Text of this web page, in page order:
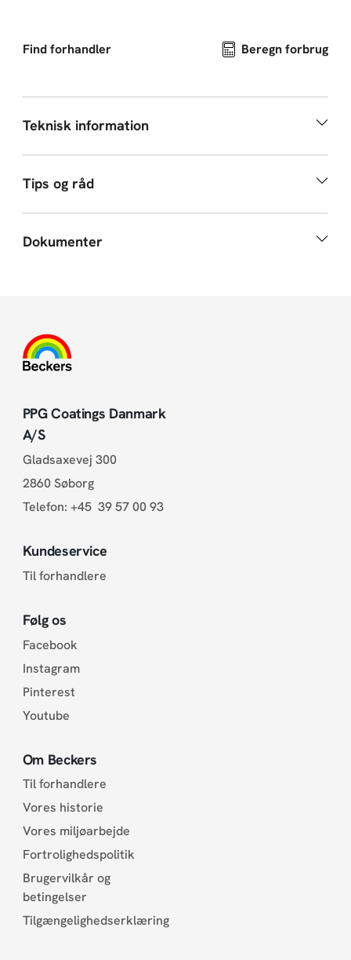
Find forhandler Beregn forbrug
Teknisk information
Tips og råd
Dokumenter
PPG Coatings Danmark
A/S
Gladsaxevej 300
2860 Søborg
Telefon: +45 39 57 00 93
Kundeservice
Til forhandlere
Følg os
Facebook
Instagram
Pinterest
Youtube
Om Beckers
Til forhandlere
Vores historie
Vores miljøarbejde
Fortrolighedspolitik
Brugervilkår og
betingelser
Tilgængelighedserklæring